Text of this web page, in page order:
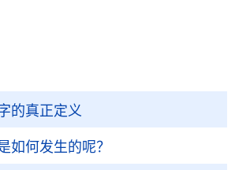
的真正定义
如何发生的呢？